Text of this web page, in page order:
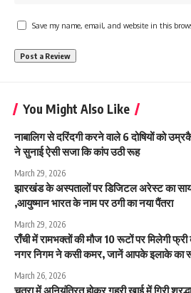
Save my name, email, and website in this
You Might Also Like
नाबालिग से दरिंदगी करने वाले 6 दोषियों को
ने सुनाई ऐसी सजा कि कांप उठी रूह
March 29, 2026
झारखंड के अस्पतालों पर डिजिटल अरेस्ट का
,आयुष्मान भारत के नाम पर ठगी का नया पैंतरा
March 29, 2026
राँची में रामभक्तों की मौज 10 रूटों पर मिलेगी
नगर निगम ने कसी कमर, जानें आपके इलाके का
March 26, 2026
चतरा में अनियंत्रित होकर गहरी खाई में गिरी